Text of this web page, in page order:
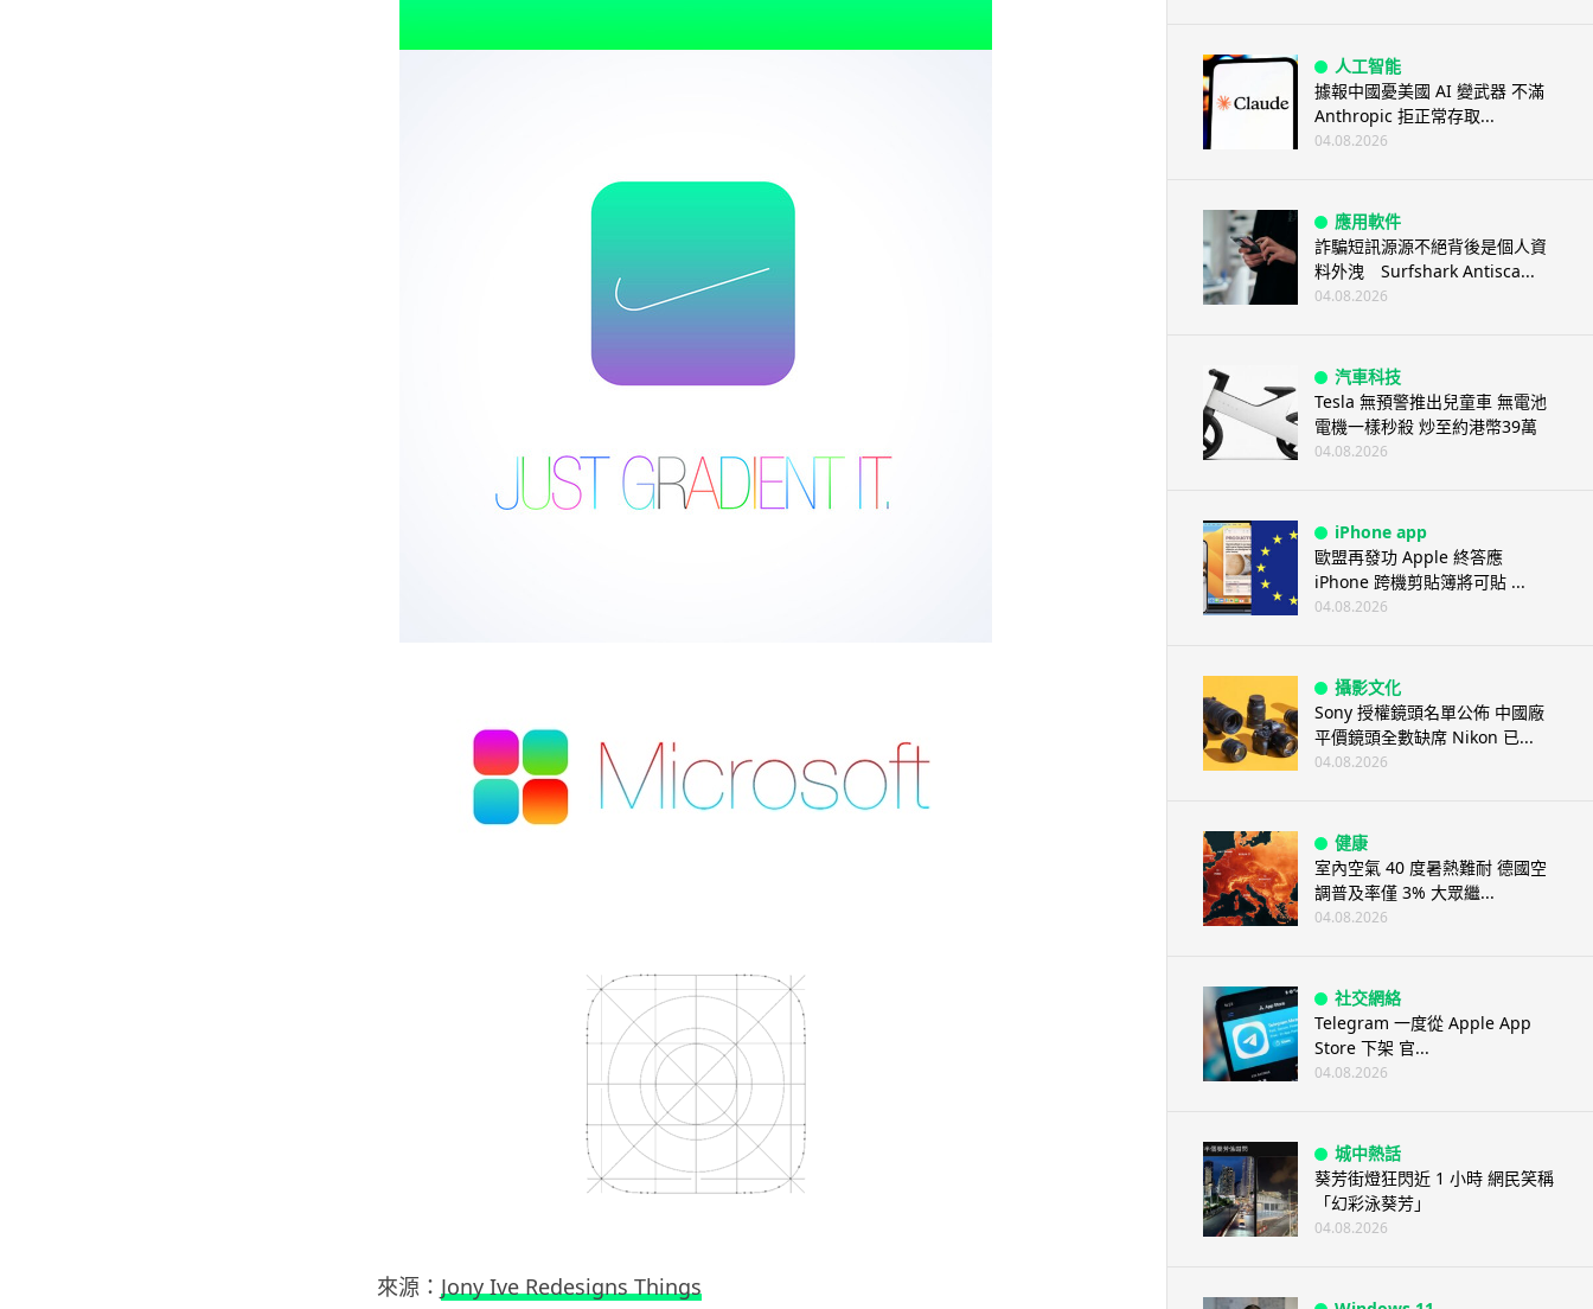
來源： Jony Ive Redesigns Things
人工智能
據報中國憂美國 AI 變武器 不滿
Anthropic 拒正常存取...
04.08.2026
應用軟件
詐騙短訊源源不絕背後是個人資
料外洩 Surfshark Antisca...
04.08.2026
汽車科技
Tesla 無預警推出兒童車 無電池
電機一樣秒殺 炒至約港幣39萬
04.08.2026
iPhone app
歐盟再發功 Apple 終答應
iPhone 跨機剪貼簿將可貼 ...
04.08.2026
攝影文化
Sony 授權鏡頭名單公佈 中國廠
平價鏡頭全數缺席 Nikon 已...
04.08.2026
健康
室內空氣 40 度暑熱難耐 德國空
調普及率僅 3% 大眾繼...
04.08.2026
社交網絡
Telegram 一度從 Apple App
Store 下架 官...
04.08.2026
城中熱話
葵芳街燈狂閃近 1 小時 網民笑稱
「幻彩泳葵芳」
04.08.2026